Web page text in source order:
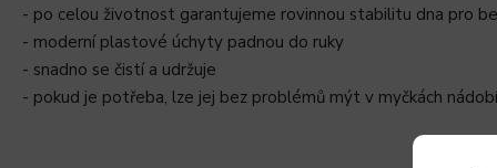
- po celou životnost garantujeme rovinnou stabilitu dna pro
- moderní plastové úchyty padnou do ruky
- snadno se čistí a udržuje
- pokud je potřeba, lze jej bez problémů mýt v myčkách